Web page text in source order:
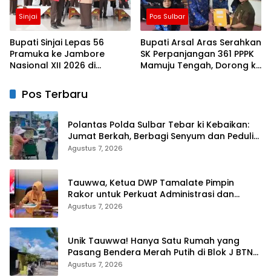
Sinjai
Bupati Sinjai Lepas 56
Pramuka ke Jambore
Nasional XII 2026 di
Pos Sulbar
Bupati Arsal Aras Serahkan
SK Perpanjangan 361 PPPK
Mamuju Tengah, Dorong ki
Pos Terbaru
Polantas Polda Sulbar Tebar ki Kebaikan:
Jumat Berkah, Berbagi Senyum dan Peduli
Sepenuh Hati
Agustus 7, 2026
Tauwwa, Ketua DWP Tamalate Pimpin
Rakor untuk Perkuat Administrasi dan
Evaluasi Program
Agustus 7, 2026
Unik Tauwwa! Hanya Satu Rumah yang
Pasang Bendera Merah Putih di Blok J BTN
Lappa Mas 1 Sinjai
Agustus 7, 2026